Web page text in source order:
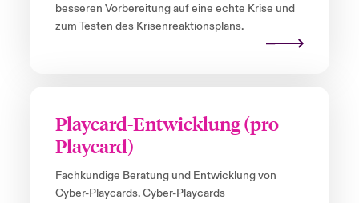
besseren Vorbereitung auf eine echte Krise und
zum Testen des Krisenreaktionsplans.
Playcard-Entwicklung (pro
Playcard)
Fachkundige Beratung und Entwicklung von
Cyber-Playcards. Cyber-Playcards